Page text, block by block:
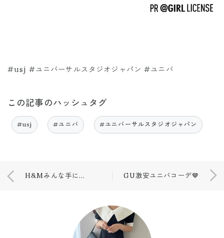
#usj #ユニバーサルスタジオジャパン #ユニバ
この記事のハッシュタグ
#usj #ユニバ #ユニバーサルスタジオジャパン
H&Mみんな手に取ってた商品❤️❤️❤️ GU激安ユニバコーデ🤎